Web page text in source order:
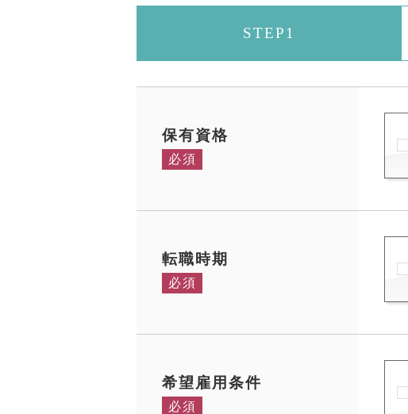
STEP1
保有資格
必須
転職時期
必須
希望雇用条件
必須